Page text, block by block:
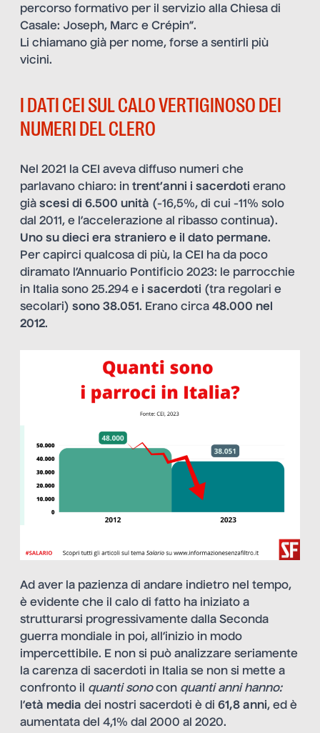
percorso formativo per il servizio alla Chiesa di
Casale: Joseph, Marc e Crépin”.
Li chiamano già per nome, forse a sentirli più
vicini.
I DATI CEI SUL CALO VERTIGINOSO DEI
NUMERI DEL CLERO
Nel 2021 la CEI aveva diffuso numeri che
parlavano chiaro: in trent’anni i sacerdoti erano
già scesi di 6.500 unità (-16,5%, di cui -11% solo
dal 2011, e l’accelerazione al ribasso continua).
Uno su dieci era straniero e il dato permane.
Per capirci qualcosa di più, la CEI ha da poco
diramato l’Annuario Pontificio 2023: le parrocchie
in Italia sono 25.294 e i sacerdoti (tra regolari e
secolari) sono 38.051. Erano circa 48.000 nel
2012.
Ad aver la pazienza di andare indietro nel tempo,
è evidente che il calo di fatto ha iniziato a
strutturarsi progressivamente dalla Seconda
guerra mondiale in poi, all’inizio in modo
impercettibile. E non si può analizzare seriamente
la carenza di sacerdoti in Italia se non si mette a
confronto il quanti sonocon quanti anni hanno:
l’età media dei nostri sacerdoti è di 61,8 anni, ed è
aumentata del 4,1% dal 2000 al 2020.